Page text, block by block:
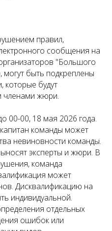
правил,
сообщения на
"Большого
могут быть подкреплены
которые будут
членами жюри.
00-00, 18 мая 2026 года.
команды может
невиновности команды.
эксперты и жюри. В
команда
может
Дисквалификацию на
индивидуальной.
отдельных
ошибок или